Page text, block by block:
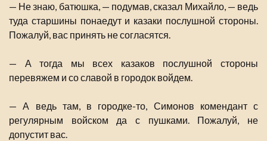
— Не знаю, батюшка, — подумав, сказал Михайло, — ведь
туда старшины понаедут и казаки послушной стороны.
Пожалуй, вас принять не согласятся.
— А тогда мы всех казаков послушной стороны
перевяжем и со славой в городок войдем.
— А ведь там, в городке-то, Симонов комендант с
регулярным войском да с пушками. Пожалуй, не
допустит вас.